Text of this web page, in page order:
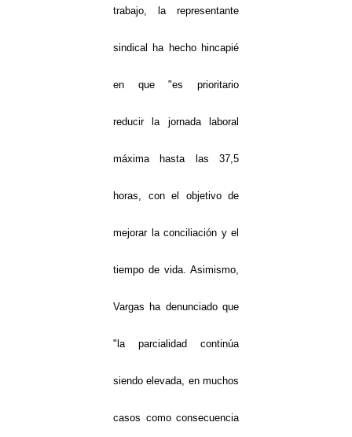
trabajo, la representante
sindical ha hecho hincapié
en que "es prioritario
reducir la jornada laboral
máxima hasta las 37,5
horas, con el objetivo de
mejorar la conciliación y el
tiempo de vida. Asimismo,
Vargas ha denunciado que
"la parcialidad continúa
siendo elevada, en muchos
casos como consecuencia